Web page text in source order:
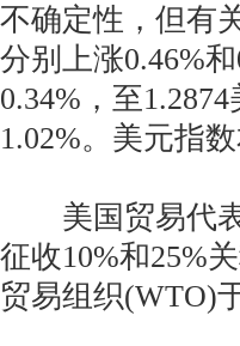
不确定性，但有
分别上涨0.46%
0.34%，至
1.02%。美元指
美国贸易代表
征收10%和25%
贸易组织(WTO)